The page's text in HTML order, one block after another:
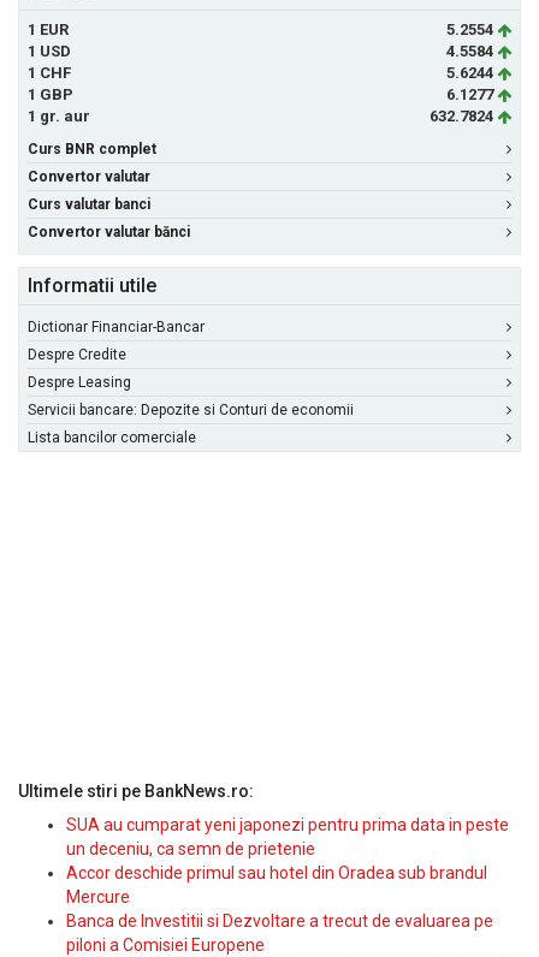
1 EUR
5.2554
1 USD
4.5584
1 CHF
5.6244
1 GBP
6.1277
1 gr. aur
632.7824
Curs BNR complet
Convertor valutar
Curs valutar banci
Convertor valutar bănci
Informatii utile
Dictionar Financiar-Bancar
Despre Credite
Despre Leasing
Servicii bancare: Depozite si Conturi de economii
Lista bancilor comerciale
Ultimele stiri pe BankNews.ro:
SUA au cumparat yeni japonezi pentru prima data in peste
un deceniu, ca semn de prietenie
Accor deschide primul sau hotel din Oradea sub brandul
Mercure
Banca de Investitii si Dezvoltare a trecut de evaluarea pe
piloni a Comisiei Europene